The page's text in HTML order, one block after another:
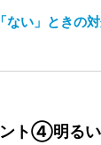
ない」ときの
ト④明る